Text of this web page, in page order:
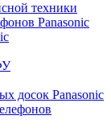
техники
Panasonic
досок Panasonic